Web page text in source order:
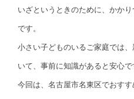
いざというときのために、かか
です。
小さい子どものいるご家庭では
いて、事前に知識があると安心で
今回は、名古屋市名東区でおすす